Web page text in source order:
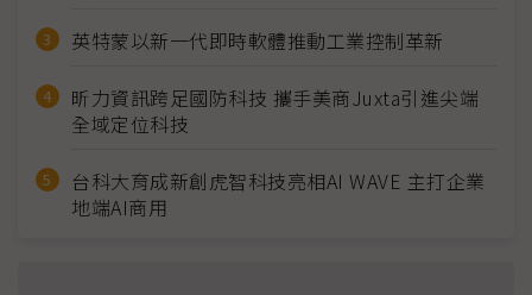
英特蒙以新一代即時軟體推動工業控制革新
昕力資訊跨足國防科技 攜手美商Juxta引進尖端
全域定位科技
台科大育成新創虎智科技亮相AI WAVE 主打企業
地端AI商用